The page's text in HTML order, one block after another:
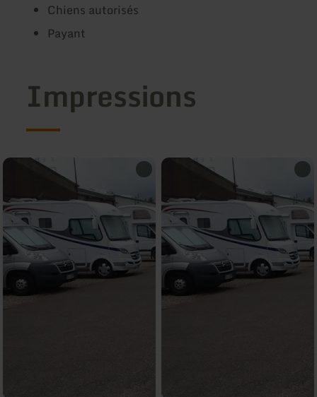
Chiens autorisés
Payant
Impressions